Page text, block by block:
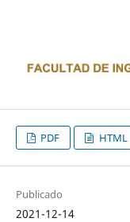
PDF HTML
Publicado
2021-12-14